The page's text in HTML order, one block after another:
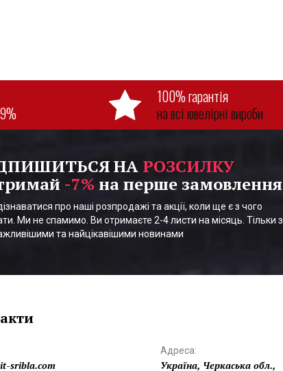
100% гарантія
на всі ювелірні вироби
НА РОЗСИЛКУ
-7% на перше замовлення
про наші розпродажі та акції, коли ще є з чого
Ми не спамимо. Ви отримаєте 2-4 листи на місяць. Тільки з
та найцікавішими новинами
sribla.com
Адреса:
Україна, Черкаська обл.,